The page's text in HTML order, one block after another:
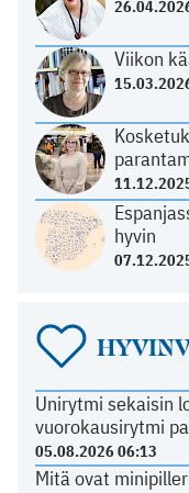
Viikon
hyvin
Unirytmi sekaisin
vuorokausirytmi
05.08.2026 06:13
Mitä ovat